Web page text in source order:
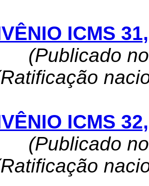
ICMS
(Publicado
ICMS
(Publicado